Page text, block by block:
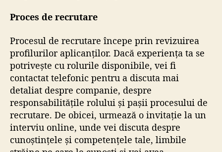
Proces de recrutare
Procesul de recrutare începe prin revizuirea
profilurilor aplicanților. Dacă experiența ta se
potrivește cu rolurile disponibile, vei fi
contactat telefonic pentru a discuta mai
detaliat despre companie, despre
responsabilitățile rolului și pașii procesului de
recrutare. De obicei, urmează o invitație la un
interviu online, unde vei discuta despre
cunoștințele și competențele tale, limbile